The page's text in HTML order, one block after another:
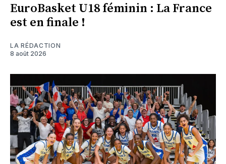
EuroBasket U18 féminin : La France
est en finale !
LA RÉDACTION
8 août 2026